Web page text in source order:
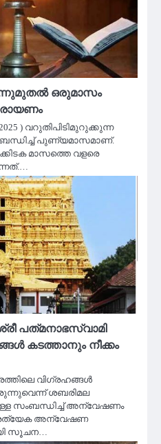
ഒരുമാസം
) വറുതിപിടിമുറുക്കുന്ന
പുണ്യമാസമാണ്.
മാസത്തെ വളരെ
പത്‌മനാഭസ്വാമി
കടത്താനും നീക്കം
വിഗ്രഹങ്ങൾ
ശബരിമല
സംബന്ധിച്ച് അന്വേഷണം
അന്വേഷണ
സൂചന…